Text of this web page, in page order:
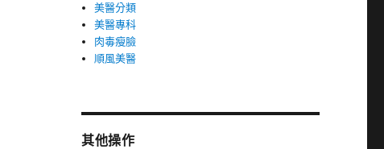
美醫分類
美醫專科
肉毒瘦臉
順風美醫
其他操作